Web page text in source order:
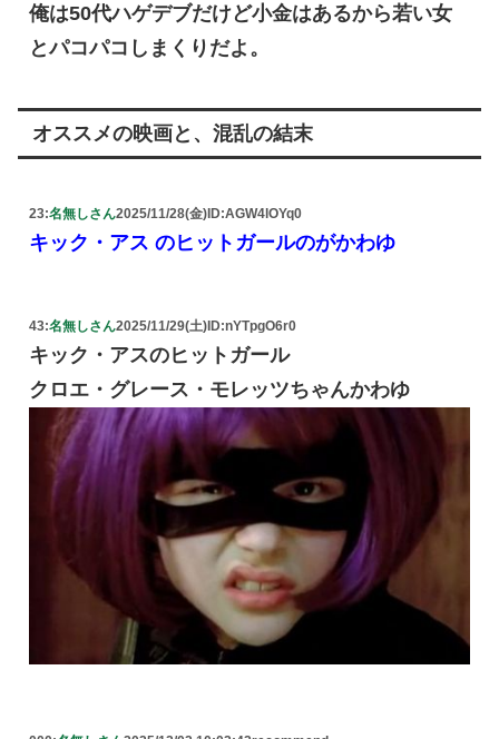
俺は50代ハゲデブだけど小金はあるから若い女
とパコパコしまくりだよ。
オススメの映画と、混乱の結末
23:名無しさん2025/11/28(金) ID:AGW4lOYq0
キック・アス のヒットガールのがかわゆ
43:名無しさん2025/11/29(土) ID:nYTpgO6r0
キック・アスのヒットガール
クロエ・グレース・モレッツちゃんかわゆ